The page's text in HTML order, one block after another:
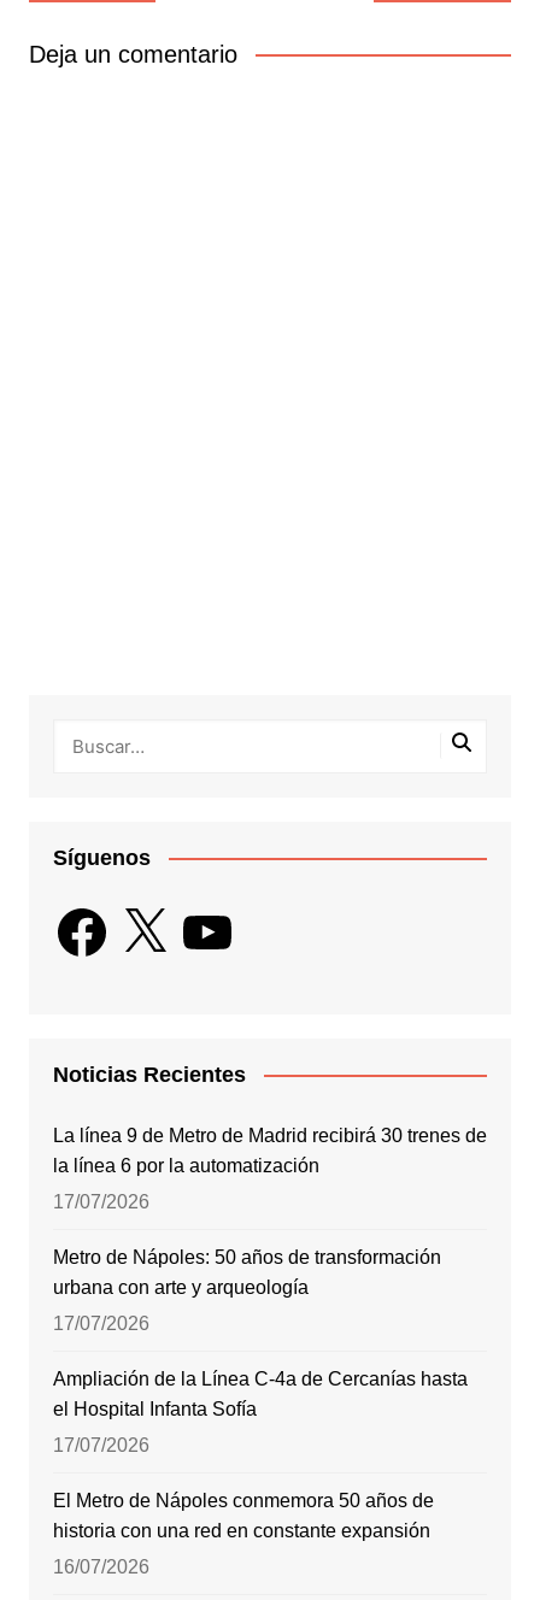
entradas
Deja un comentario
Síguenos
Facebook
X YouTube
Noticias Recientes
La línea 9 de Metro de Madrid recibirá 30 trenes de
la línea 6 por la automatización
17/07/2026
Metro de Nápoles: 50 años de transformación
urbana con arte y arqueología
17/07/2026
Ampliación de la Línea C-4a de Cercanías hasta
el Hospital Infanta Sofía
17/07/2026
El Metro de Nápoles conmemora 50 años de
historia con una red en constante expansión
16/07/2026